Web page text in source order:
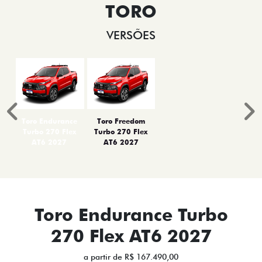
TORO
VERSÕES
Toro Freedom
Turbo 270 Flex
AT6 2027
Anterior
Toro Endurance Turbo
270 Flex AT6 2027
a partir de R$ 167.490,00